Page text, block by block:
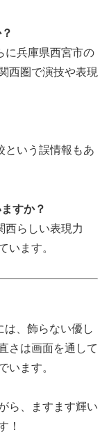
に兵庫県西宮市の
西圏で演技や表現
という誤情報もあ
すか？
西らしい表現力
います。
は、飾らない優し
さは画面を通して
います。
ら、ますます輝い
！